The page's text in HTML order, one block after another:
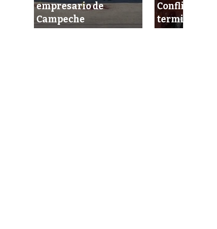
empresario de
Campeche
Conflicto
termina en